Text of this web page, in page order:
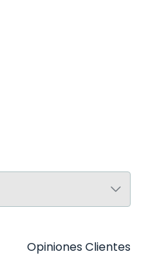
Opiniones Clientes